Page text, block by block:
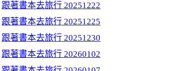
跟著書本去旅行 20251222
跟著書本去旅行 20251225
跟著書本去旅行 20251230
跟著書本去旅行 20260102